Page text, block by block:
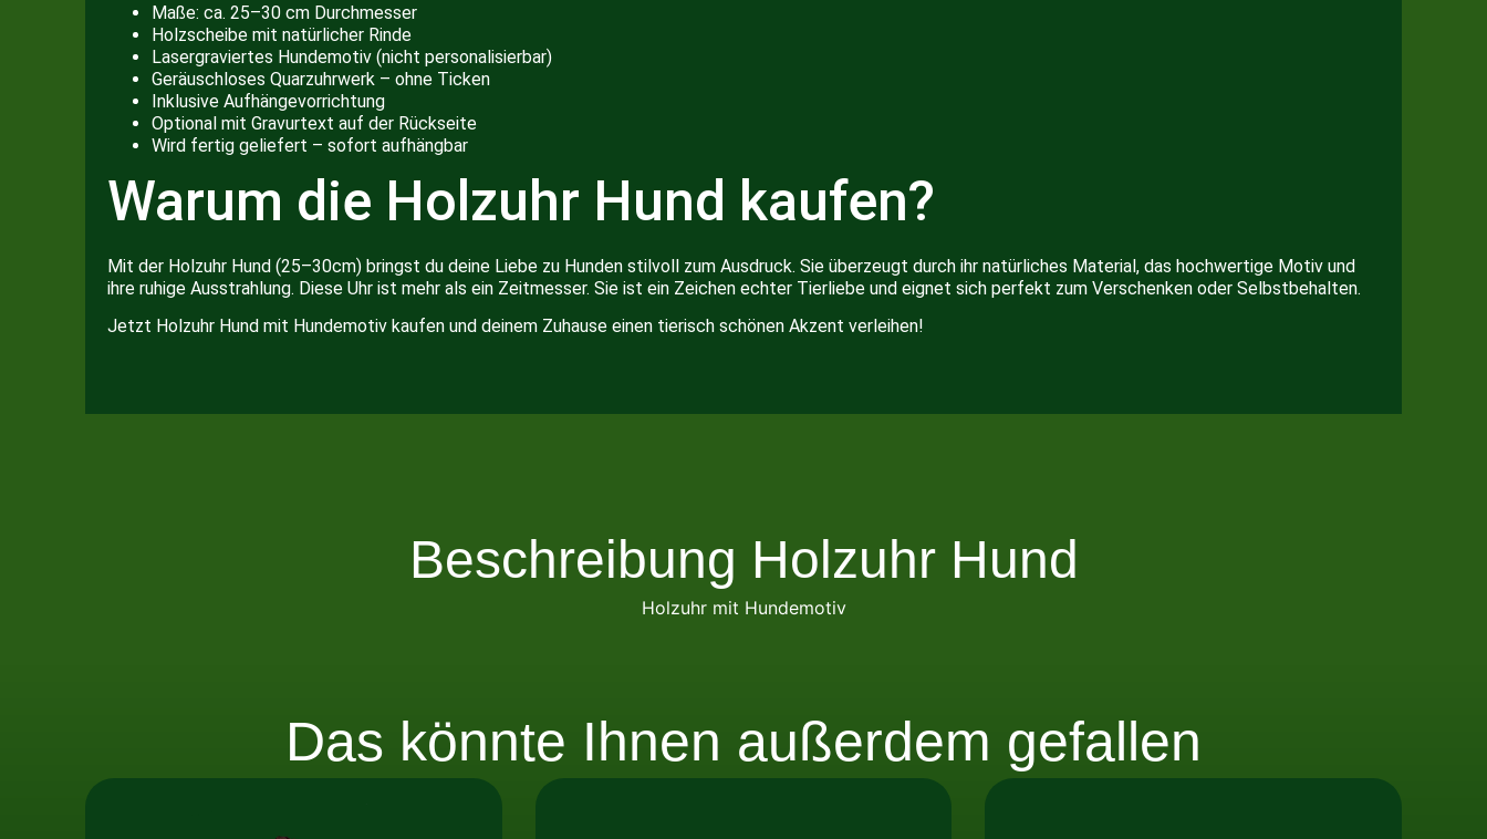
Maße: ca. 25–30 cm Durchmesser
Holzscheibe mit natürlicher Rinde
Lasergraviertes Hundemotiv (nicht personalisierbar)
Geräuschloses Quarzuhrwerk – ohne Ticken
Inklusive Aufhängevorrichtung
Optional mit Gravurtext auf der Rückseite
Wird fertig geliefert – sofort aufhängbar
Warum die Holzuhr Hund kaufen?
Mit der Holzuhr Hund (25–30cm) bringst du deine Liebe zu Hunden stilvoll zum Ausdruck. Sie überzeugt durch ihr natürliches Material, das hochwertige Motiv und
ihre ruhige Ausstrahlung. Diese Uhr ist mehr als ein Zeitmesser. Sie ist ein Zeichen echter Tierliebe und eignet sich perfekt zum Verschenken oder Selbstbehalten.
Jetzt Holzuhr Hund mit Hundemotiv kaufen und deinem Zuhause einen tierisch schönen Akzent verleihen!
Beschreibung Holzuhr Hund
Holzuhr mit Hundemotiv
Das könnte Ihnen außerdem gefallen